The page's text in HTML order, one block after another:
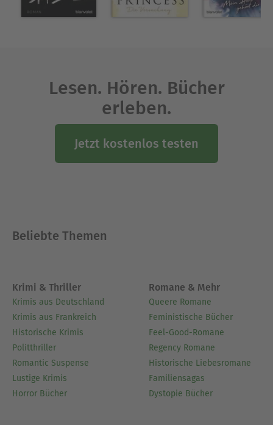
Lesen. Hören. Bücher
erleben.
Jetzt kostenlos testen
Beliebte Themen
Krimi & Thriller
Krimis aus Deutschland
Krimis aus Frankreich
Historische Krimis
Politthriller
Romantic Suspense
Lustige Krimis
Horror Bücher
Romane & Mehr
Queere Romane
Feministische Bücher
Feel-Good-Romane
Regency Romane
Historische Liebesromane
Familiensagas
Dystopie Bücher